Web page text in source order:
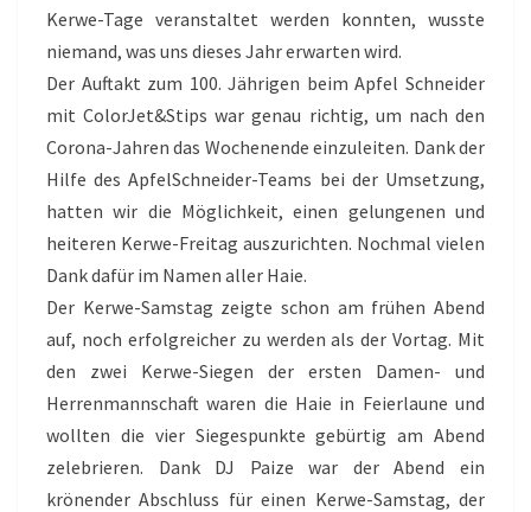
Kerwe-Tage veranstaltet werden konnten, wusste
niemand, was uns dieses Jahr erwarten wird.
Der Auftakt zum 100. Jährigen beim Apfel Schneider
mit ColorJet&Stips war genau richtig, um nach den
Corona-Jahren das Wochenende einzuleiten. Dank der
Hilfe des ApfelSchneider-Teams bei der Umsetzung,
hatten wir die Möglichkeit, einen gelungenen und
heiteren Kerwe-Freitag auszurichten. Nochmal vielen
Dank dafür im Namen aller Haie.
Der Kerwe-Samstag zeigte schon am frühen Abend
auf, noch erfolgreicher zu werden als der Vortag. Mit
den zwei Kerwe-Siegen der ersten Damen- und
Herrenmannschaft waren die Haie in Feierlaune und
wollten die vier Siegespunkte gebürtig am Abend
zelebrieren. Dank DJ Paize war der Abend ein
krönender Abschluss für einen Kerwe-Samstag, der